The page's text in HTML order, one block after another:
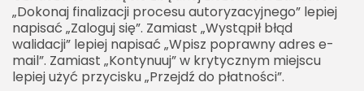
„Dokonaj finalizacji procesu autoryzacyjnego” lepiej
napisać „Zaloguj się”. Zamiast „Wystąpił błąd
walidacji” lepiej napisać „Wpisz poprawny adres e-
mail”. Zamiast „Kontynuuj” w krytycznym miejscu
lepiej użyć przycisku „Przejdź do płatności”.